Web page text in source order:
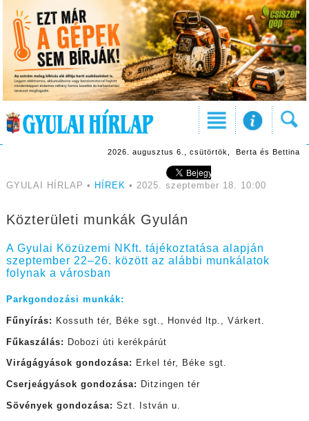
2026. augusztus 6., csütörtök, Berta és Bettina
GYULAI HÍRLAP • HÍREK • 2025. szeptember 18. 10:00
Közterületi munkák Gyulán
A Gyulai Közüzemi NKft. tájékoztatása alapján
szeptember 22–26. között az alábbi munkálatok
folynak a városban
Parkgondozási munkák:
Fűnyírás: Kossuth tér, Béke sgt., Honvéd ltp., Várkert.
Fűkaszálás: Dobozi úti kerékpárút
Virágágyások gondozása: Erkel tér, Béke sgt.
Cserjeágyások gondozása: Ditzingen tér
Sövények gondozása: Szt. István u.